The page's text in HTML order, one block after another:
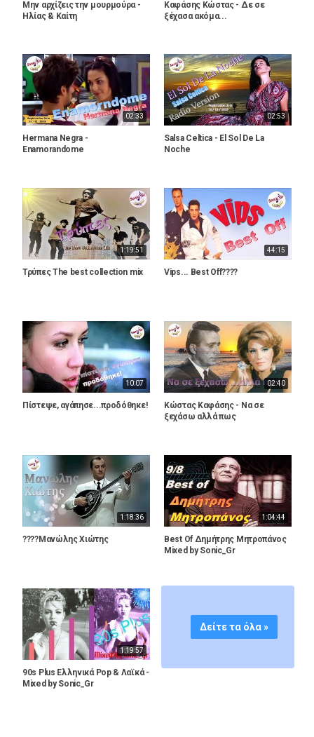
Μην αρχίζεις την μουρμούρα -
Ηλίας & Καίτη
Καφάσης Κώστας - Δε σε
ξέχασα ακόμα...
02:33
Hermana Negra -
Enamorandome
02:53
Salsa Celtica - El Sol De La
Noche
1:19:51
Τρύπες The best collection mix
44:15
Vips... Best Off????
10:07
Πίστεψε, αγάπησε...προδόθηκε!
02:40
Κώστας Καφάσης - Να σε
ξεχάσω αλλά πως
1:18:36
????Μανώλης Χιώτης
1:04:44
Βest Of Δημήτρης Μητροπάνος
Mixed by Sonic_Gr
1:19:57
90s Plus Ελληνικά Pop & Λαϊκά -
Mixed by Sonic_Gr
Δείτε τα όλα »